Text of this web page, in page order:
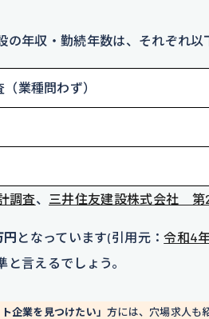
年収・勤続年数は、それぞれ以
業種問わず）
調査、 三井住友建設株式会社 第
円 となっています(引用元：令和4
言えるでしょう。
企業を見つけたい」方には、穴場求人も